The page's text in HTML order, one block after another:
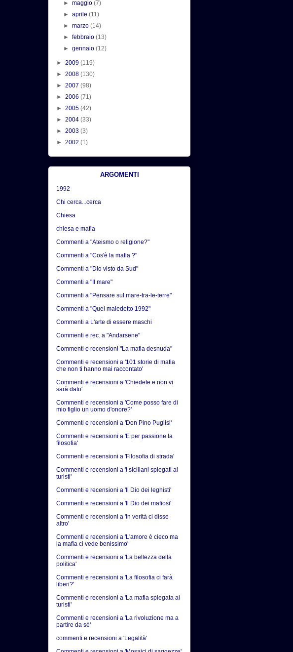
►maggio(7)
►aprile(11)
►marzo(14)
►febbraio(13)
►gennaio(12)
► 2009 (119)
► 2008 (130)
► 2007 (98)
► 2006 (71)
► 2005 (42)
► 2004 (33)
► 2003 (3)
► 2002 (1)
ARGOMENTI
1992
Chi cerca...cerca
Chiesa
chiesa e mafia
Commenti a "Ateismo o religione?"
Commenti a "Cos'è la mafia ?"
Commenti a "Dio visto da Sud"
Commenti a "Il mare"
Commenti a "Pensare sul mare-tra-le-terre"
Commenti a "Quel maledetto 1992"
Commenti a L'arte di essere maschi
Commenti e rec. a "Andarsene"
Commenti e recensioni "La mafia desnuda"
Commenti e recensioni a '101 storie di mafia
che non ti hanno mai raccontato'
Commenti e recensioni a 'Chiedete e non vi
sarà dato'
Commenti e recensioni a 'Come posso fare di
mio figlio un uomo d'onore?'
Commenti e recensioni a 'Don Pino Puglisi'
Commenti e recensioni a 'E per passione la
filosofia'
Commenti e recensioni a 'Filosofia di strada'
Commenti e recensioni a 'I siciliani spiegati ai
turisti'
Commenti e recensioni a 'Il Dio dei leghisti'
Commenti e recensioni a 'Il Dio dei mafiosi'
Commenti e recensioni a 'In verità ci disse
altro'
Commenti e recensioni a 'L'amore è cieco ma
la mafia ci vede benissimo'
Commenti e recensioni a 'La bellezza della
politica'
Commenti e recensioni a 'La filosofia ci farà
liberi?'
Commenti e recensioni a 'La mafia spiegata ai
turisti'
Commenti e recensioni a 'La rivoluzione ma a
partire da sè'
commenti e recensioni a 'Legalità'